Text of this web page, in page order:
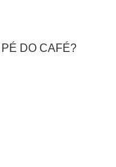
DO CAFÉ?